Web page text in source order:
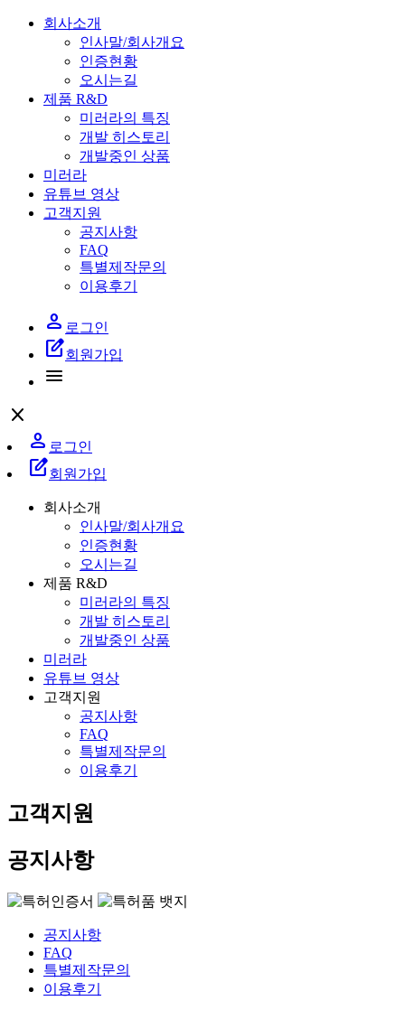
회사소개
인사말/회사개요
인증현황
오시는길
제품 R&D
미러라의 특징
개발 히스토리
개발중인 상품
미러라
유튜브 영상
고객지원
공지사항
FAQ
특별제작문의
이용후기
person 로그인
edit_square회원가입
menu
close
person 로그인
edit_square회원가입
회사소개
인사말/회사개요
인증현황
오시는길
제품 R&D
미러라의 특징
개발 히스토리
개발중인 상품
미러라
유튜브 영상
고객지원
공지사항
FAQ
특별제작문의
이용후기
고객지원
공지사항
공지사항
FAQ
특별제작문의
이용후기